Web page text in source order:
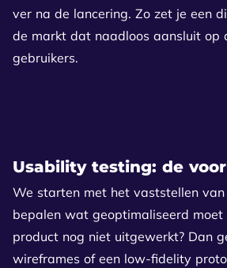
ver na de lancering. Zo zet je een
de markt dat naadloos aansluit op
gebruikers.
Usability testing: de
We starten met het vaststellen
bepalen wat geoptimaliseerd moet
product nog niet uitgewerkt? Dan
wireframes of een low-fidelity